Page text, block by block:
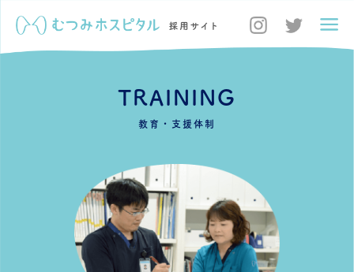
TRAINING
教育・支援体制